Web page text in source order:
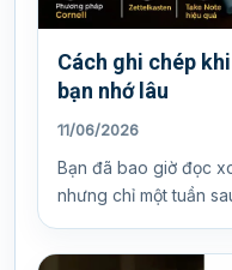
Cách ghi chép
bạn nhớ lâu
11/06/2026
Bạn đã bao giờ đọc
nhưng chỉ một tuần